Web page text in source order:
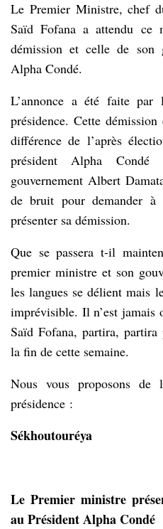
Le Premier Ministre, chef
Saïd Fofana a attendu ce
démission et celle de son
Alpha Condé.
L’annonce a été faite
présidence. Cette
différence de l’après
président Alpha
gouvernement Albert
de bruit pour demander à
présenter sa démission.
Que se passera t-il
premier ministre et son
les langues se délient mais
imprévisible. Il n’est
Saïd Fofana, partira,
la fin de cette semaine.
Nous vous proposons
présidence :
Sékhoutouréya
Le Premier ministre
au Président Alpha Condé